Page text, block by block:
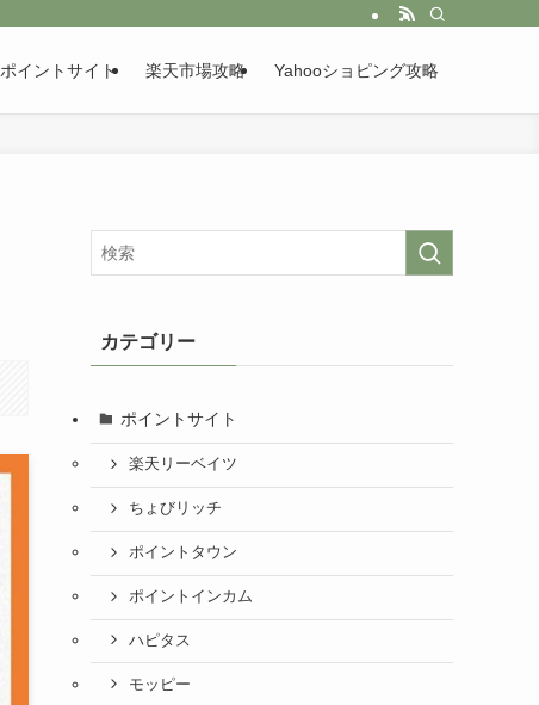
ポイントサイト 楽天市場攻略 Yahooショピング攻略
カテゴリー
ポイントサイト
楽天リーベイツ
ちょびリッチ
ポイントタウン
ポイントインカム
ハピタス
モッピー